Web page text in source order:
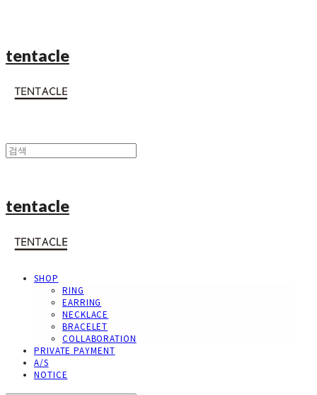
tentacle
tentacle
SHOP
RING
EARRING
NECKLACE
BRACELET
COLLABORATION
PRIVATE PAYMENT
A/S
NOTICE